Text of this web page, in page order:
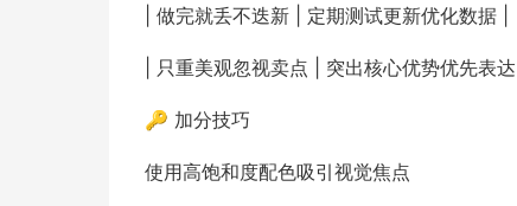
| 做完就丢不迭新 | 定期测试更新优化数据 |
| 只重美观忽视卖点 | 突出核心优势优先表达 |
🔑 加分技巧
使用高饱和度配色吸引视觉焦点